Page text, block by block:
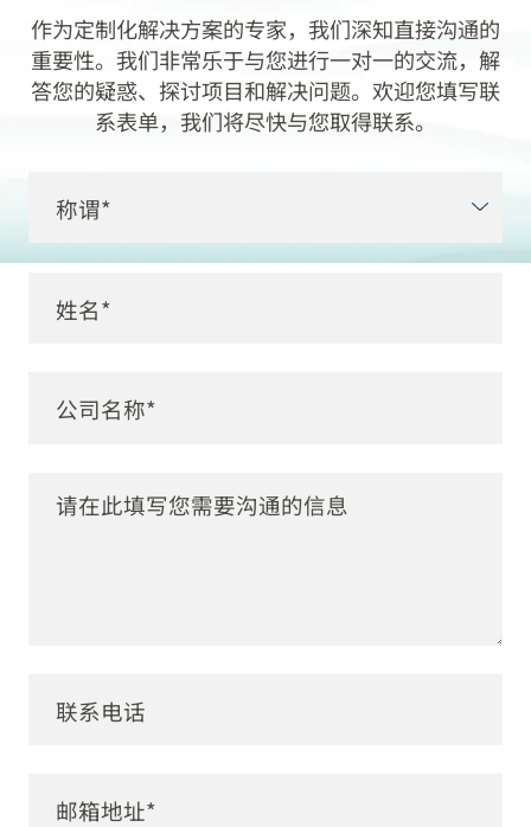
作为定制化解决方案的专家，我们深知直接沟通的
重要性。我们非常乐于与您进行一对一的交流，解
答您的疑惑、探讨项目和解决问题。欢迎您填写联
系表单，我们将尽快与您取得联系。